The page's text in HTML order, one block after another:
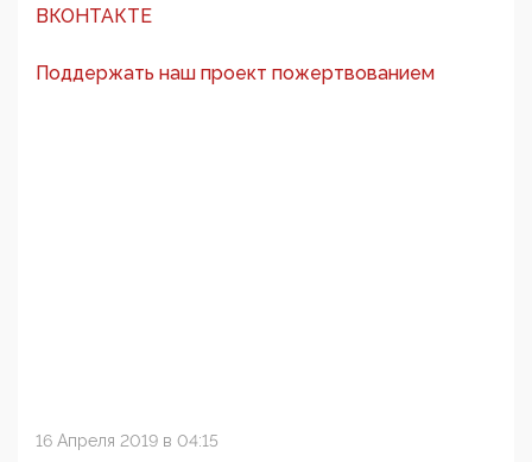
ВКОНТАКТЕ
Поддержать наш проект пожертвованием
16 Апреля 2019 в 04:15